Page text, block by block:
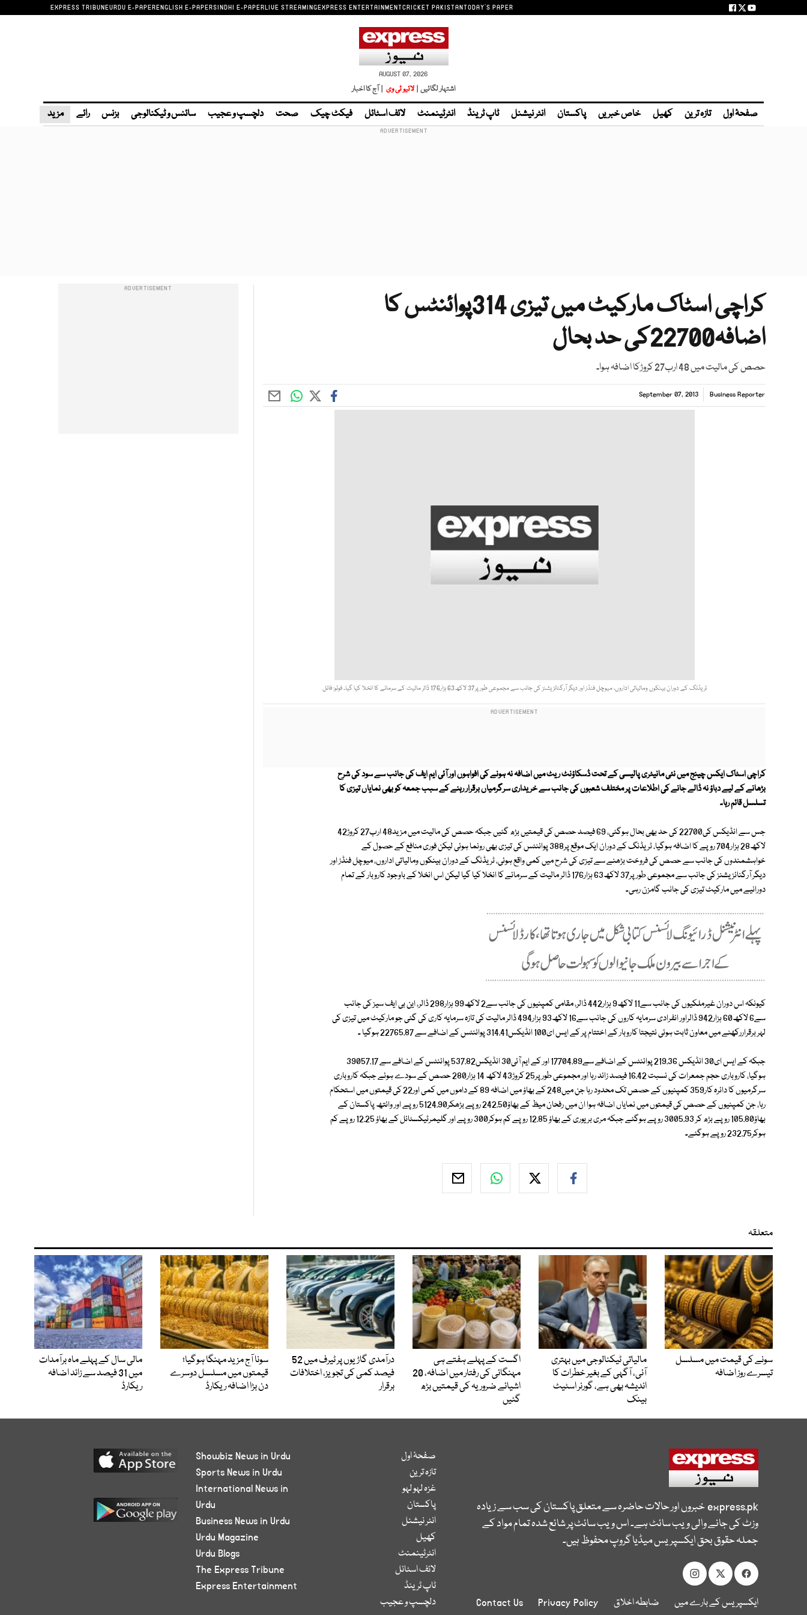
EXPRESS TRIBUNEURDU E-PAPERENGLISH E-PAPERSINDHI E-PAPERLIVE STREAMINGEXPRESS ENTERTAINMENTCRICKET PAKISTANTODAY'S PAPER
AUGUST 07, 2026
اشتہار لگائیں | لائیو ٹی وی | آج کا اخبار
صفحۂ اول تازہ ترین کھیل خاص خبریں پاکستان انٹر نیشنل ٹاپ ٹرینڈ انٹرٹینمنٹ لائف اسٹائل فیکٹ چیک صحت دلچسپ و عجیب سائنس و ٹیکنالوجی بزنس رائے مزید
کراچی اسٹاک مارکیٹ میں تیزی 314پوائنٹس کا
اضافہ22700کی حد بحال
حصص کی مالیت میں 48 ارب27 کروڑکا اضافہ ہوا۔
Business Reporter
September 07, 2013
ٹریڈنگ کے دوران بینکوں ومالیاتی اداروں، میوچل فنڈز اور دیگر آرگنائزیشنز کی جانب سے مجموعی طور پر37 لاکھ63 ہزار176 ڈالر مالیت کے سرمائے کا انخلا کیا گیا۔ فوٹو: فائل
کراچی اسٹاک ایکس چینج میں نئی مانیٹری پالیسی کے تحت ڈسکاؤنٹ ریٹ میں اضافہ نہ ہونے کی افواہوں اور آئی ایم ایف کی جانب سے سود کی شرح
بڑھانے کے لیے دباؤ نہ ڈالے جانے کی اطلاعات پر مختلف شعبوں کی جانب سے خریداری سرگرمیاں برقرار رہنے کے سبب جمعہ کو بھی نمایاں تیزی کا
تسلسل قائم رہا۔
جس سے انڈیکس کی22700 کی حد بھی بحال ہوگئی، 69 فیصد حصص کی قیمتیں بڑھ گئیں جبکہ حصص کی مالیت میں مزید48 ارب27 کروڑ42
لاکھ28 ہزار704 روپے کا اضافہ ہوگیا، ٹریڈنگ کے دوران ایک موقع پر388 پوائنٹس کی تیزی بھی رونما ہوئی لیکن فوری منافع کے حصول کے
خواہشمندوں کی جانب سے حصص کی فروخت بڑھنے سے تیزی کی شرح میں کمی واقع ہوئی، ٹریڈنگ کے دوران بینکوں ومالیاتی اداروں، میوچل فنڈز اور
دیگر آرگنائزیشنز کی جانب سے مجموعی طور پر37 لاکھ63 ہزار176 ڈالر مالیت کے سرمائے کا انخلا کیا گیا لیکن اس انخلا کے باوجود کاروبار کے تمام
دورانیے میں مارکیٹ تیزی کی جانب گامزن رہی۔
کیونکہ اس دوران غیرملکیوں کی جانب سے11 لاکھ9 ہزار442 ڈالر، مقامی کمپنیوں کی جانب سے2 لاکھ99 ہزار298 ڈالر، این بی ایف سیز کی جانب
سے6 لاکھ60 ہزار942 ڈالراور انفرادی سرمایہ کاروں کی جانب سے16 لاکھ93 ہزار494 ڈالر مالیت کی تازہ سرمایہ کاری کی گئی جو مارکیٹ میں تیزی کی
لہر برقراررکھنے میں معاون ثابت ہوئی نتیجتا کاروبار کے اختتام پر کے ایس ای100 انڈیکس314.41 پوائنٹس کے اضافے سے 22765.87 ہوگیا ۔
جبکہ کے ایس ای30 انڈیکس 219.36 پوائنٹس کے اضافے سے17704.89 اور کے ایم آئی30 انڈیکس537.82 پوائنٹس کے اضافے سے 39057.17
ہوگیا، کاروباری حجم جمعرات کی نسبت 16.42 فیصد زائد رہا اور مجموعی طور پر25 کروڑ43 لاکھ 14 ہزار280 حصص کے سودے ہوئے جبکہ کاروباری
سرگرمیوں کا دائرہ کار359 کمپنیوں کے حصص تک محدود رہا جن میں248 کے بھاؤ میں اضافہ 89 کے داموں میں کمی اور22 کی قیمتوں میں استحکام
رہا، جن کمپنیوں کے حصص کی قیمتوں میں نمایاں اضافہ ہوا ان میں رفحان میظ کے بھاؤ242.50 روپے بڑھکر5124.90 روپے اور وائتھ پاکستان کے
بھاؤ105.80 روپے بڑھ کر 3005.93 روپے ہوگئے جبکہ مری بریوری کے بھاؤ 12.85 روپے کم ہوکر300 روپے اور گلیمرٹیکسٹائل کے بھاؤ 12.25 روپے کم
ہوکر232.75 روپے ہوگئے۔
متعلقہ
سونے کی قیمت میں مسلسل
تیسرے روز اضافہ
مالیاتی ٹیکنالوجی میں بہتری
آئی، آگہی کے بغیر خطرات کا
اندیشہ بھی ہے، گورنر اسٹیٹ
بینک
اگست کے پہلے ہفتے ہی
مہنگائی کی رفتار میں اضافہ، 20
اشیائے ضروریہ کی قیمتیں بڑھ
گئیں
درآمدی گاڑیوں پر ٹیرف میں 52
فیصد کمی کی تجویز، اختلافات
برقرار
سونا آج مزید مہنگا ہوگیا؛
قیمتوں میں مسلسل دوسرے
دن بڑا اضافہ ریکارڈ
مالی سال کے پہلے ماہ برآمدات
میں 31 فیصد سے زائد اضافہ
ریکارڈ
express.pkخبروں اور حالات حاضرہ سے متعلق پاکستان کی سب سے زیادہ
وزٹ کی جانے والی ویب سائٹ ہے۔ اس ویب سائٹ پر شائع شدہ تمام مواد کے
جملہ حقوق بحق ایکسپریس میڈیا گروپ محفوظ ہیں۔
ایکسپریس کے بارے میں ضابطہ اخلاق Privacy Policy
Contact Us
صفحۂ اول
تازہ ترین
غزہ لہو لہو
پاکستان
انٹر نیشنل
کھیل
انٹرٹینمنٹ
لائف اسٹائل
ٹاپ ٹرینڈ
دلچسپ و عجیب
Showbiz News in Urdu
Sports News in Urdu
International News in
Urdu
Business News in Urdu
Urdu Magazine
Urdu Blogs
The Express Tribune
Express Entertainment